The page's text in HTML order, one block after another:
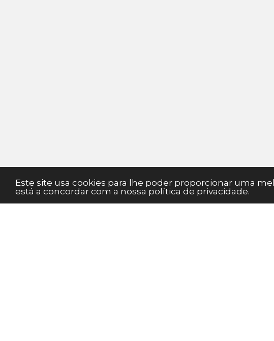
Este site usa cookies para lhe poder proporcionar uma
está a concordar com a nossa política de privacidade.